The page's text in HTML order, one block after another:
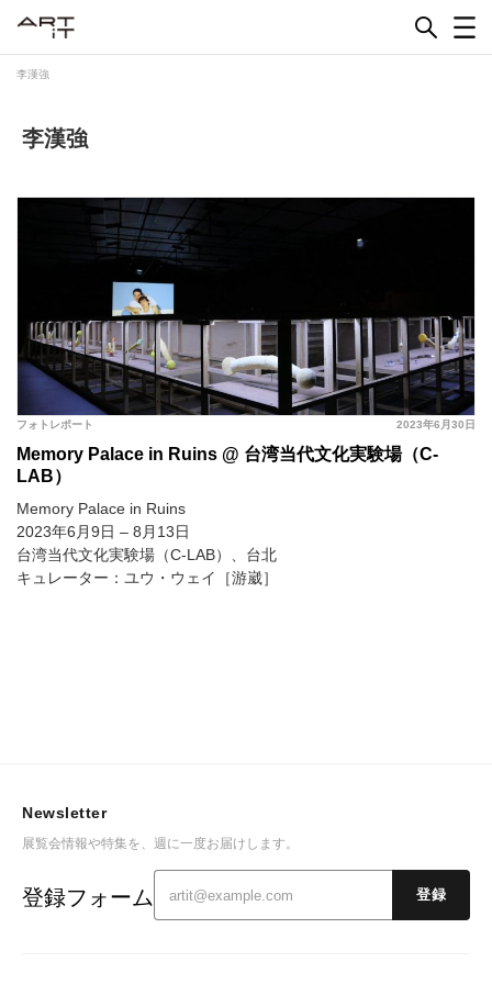
李漢強
李漢強
2023年6月30日
フォトレポート
Memory Palace in Ruins @ 台湾当代文化実験場（C-
LAB）
Memory Palace in Ruins
2023年6月9日 – 8月13日
台湾当代文化実験場（C-LAB）、台北
キュレーター：ユウ・ウェイ［游崴］
Newsletter
展覧会情報や特集を、週に一度お届けします。
登録フォーム 登録